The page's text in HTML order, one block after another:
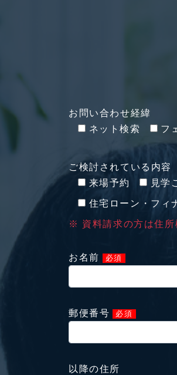
お問い合わせ経緯
ネット検索
フ
ご検討されている内容
来場予約
見学
住宅ローン・フィ
※ 資料請求の方は住所
お名前 必須
郵便番号 必須
以降の住所